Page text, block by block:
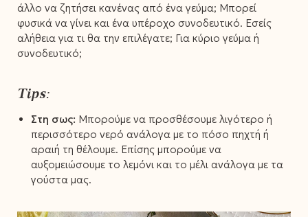
άλλο να ζητήσει κανένας από ένα γεύμα; Μπορεί
φυσικά να γίνει και ένα υπέροχο συνοδευτικό. Εσείς
αλήθεια για τι θα την επιλέγατε; Για κύριο γεύμα ή
συνοδευτικό;
Tips:
Στη σως: Μπορούμε να προσθέσουμε λιγότερο ή
περισσότερο νερό ανάλογα με το πόσο πηχτή ή
αραιή τη θέλουμε. Επίσης μπορούμε να
αυξομειώσουμε το λεμόνι και το μέλι ανάλογα με τα
γούστα μας.